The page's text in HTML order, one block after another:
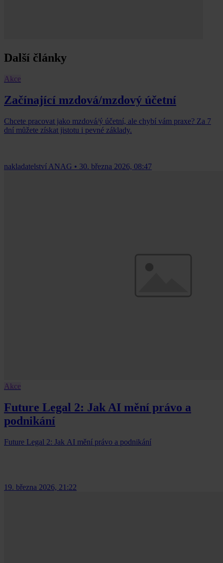
Další články
Akce
Začínající mzdová/mzdový účetní
Chcete pracovat jako mzdová/ý účetní, ale chybí vám praxe? Za 7
dní můžete získat jistotu i pevné základy.
nakladatelství ANAG • 30. března 2026, 08:47
Akce
Future Legal 2: Jak AI mění právo a
podnikání
Future Legal 2: Jak AI mění právo a podnikání
19. března 2026, 21:22